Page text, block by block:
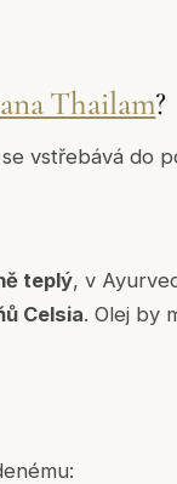
Thailam?
vstřebává do
teplý, v
Celsia. Olej by